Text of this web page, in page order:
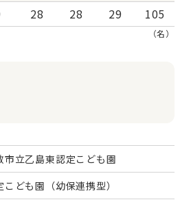
28 28 29 105
（名）
市立乙島東認定こども園
こども園（幼保連携型）